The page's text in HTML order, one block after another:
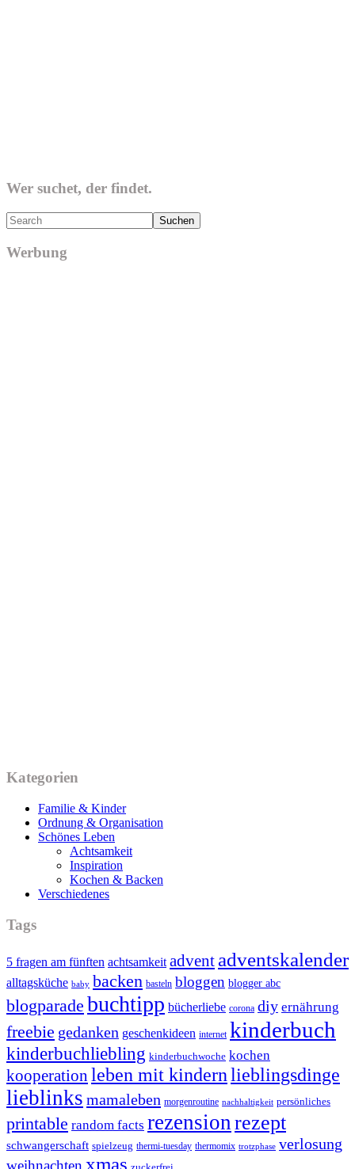
Wer suchet, der findet.
Search
Werbung
Kategorien
Familie & Kinder
Ordnung & Organisation
Schönes Leben
Achtsamkeit
Inspiration
Kochen & Backen
Verschiedenes
Tags
5 fragen am fünften achtsamkeit advent adventskalender
alltagsküche baby backen basteln bloggen blogger abc
blogparade buchtipp bücherliebe corona diy ernährung
freebie gedanken geschenkideen internet kinderbuch
kinderbuchliebling kinderbuchwoche kochen
kooperation leben mit kindernlieblingsdinge
lieblinks mamaleben morgenroutine nachhaltigkeit persönliches
printable random facts rezensionrezept
schwangerschaft spielzeug thermi-tuesday thermomix trotzphase verlosung
xmas